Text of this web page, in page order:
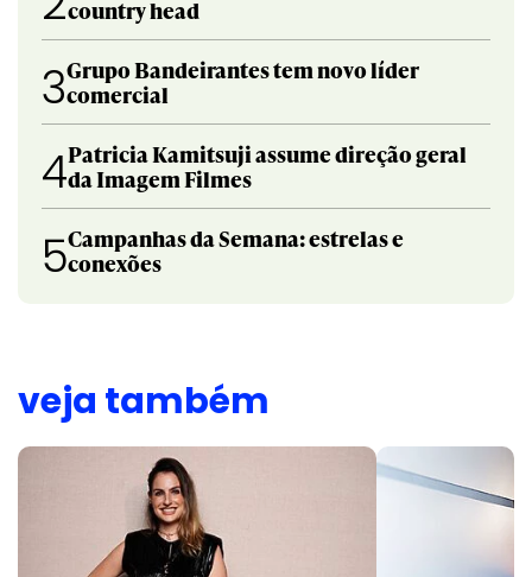
country head
3Grupo Bandeirantes tem novo líder
comercial
4Patricia Kamitsuji assume direção geral
da Imagem Filmes
5Campanhas da Semana: estrelas e
conexões
veja também